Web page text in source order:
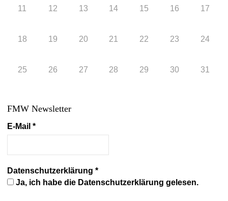
11 12 13 14 15 16 17
18 19 20 21 22 23 24
25 26 27 28 29 30 31
FMW Newsletter
E-Mail *
Datenschutzerklärung *
Ja, ich habe die Datenschutzerklärung gelesen.